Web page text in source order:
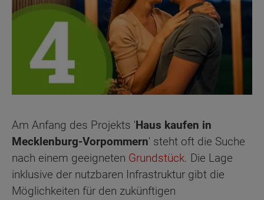
Am Anfang des Projekts 'Haus kaufen in
Mecklenburg-Vorpommern' steht oft die Suche
nach einem geeigneten Grundstück. Die Lage
inklusive der nutzbaren Infrastruktur gibt die
Möglichkeiten für den zukünftigen